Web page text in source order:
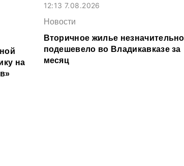
на
12:13 7.08.2026
Новости
Вторичное жилье незначительно
подешевело во Владикавказе за
месяц